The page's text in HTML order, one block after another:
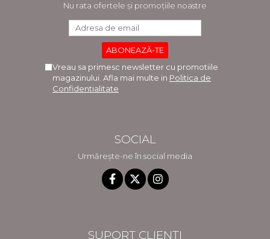
Nu rata ofertele și promoțiile noastre
Vreau sa primesc newsletter cu promotiile
magazinului. Afla mai multe in Politica de
Confidentialitate
SOCIAL
Urmărește-ne în social media
SUPORT CLIENȚI